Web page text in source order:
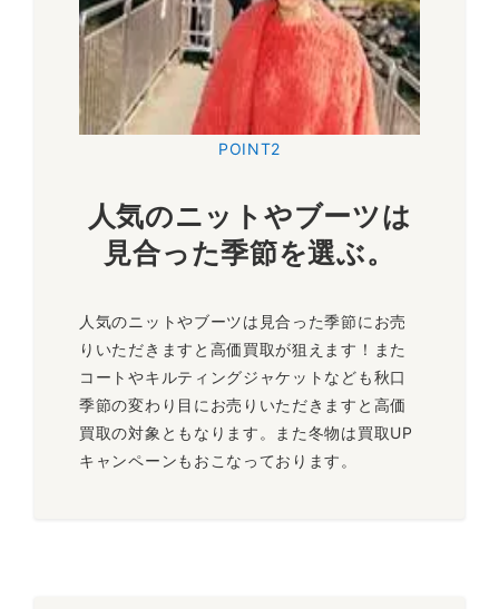
POINT2
人気のニットやブーツは
見合った季節を選ぶ。
人気のニットやブーツは見合った季節にお売
りいただきますと高価買取が狙えます！また
コートやキルティングジャケットなども秋口
季節の変わり目にお売りいただきますと高価
買取の対象ともなります。また冬物は買取UP
キャンペーンもおこなっております。